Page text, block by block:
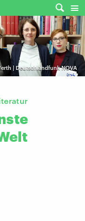
| Deutschlandfunk NOVA